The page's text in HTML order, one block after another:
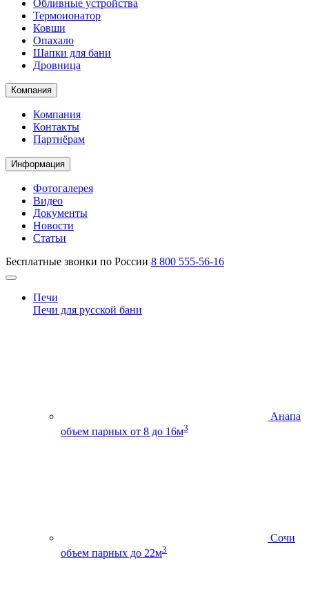
Обливные устройства
Термоионатор
Ковши
Опахало
Шапки для бани
Дровница
Компания
Компания
Контакты
Партнёрам
Информация
Фотогалерея
Видео
Документы
Новости
Статьи
Бесплатные звонки по России 8 800 555-56-16
Печи
Печи для русской бани
Анапа
объем парных от 8 до 16м3
Сочи
объем парных до 22м3